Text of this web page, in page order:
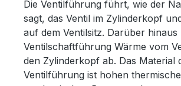
Die Ventilführung führt, wie der
sagt, das Ventil im Zylinderkopf
auf dem Ventilsitz. Darüber hinaus
Ventilschaftführung Wärme vom
den Zylinderkopf ab. Das Material
Ventilführung ist hohen